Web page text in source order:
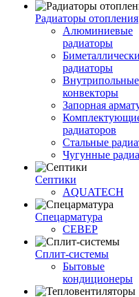
Радиаторы отопления
Алюминиевые
радиаторы
радиаторы
Внутрипольные
конвекторы
Запорная
радиаторов
Стальные
Чугунные
Септики
AQUATECH
Спецарматура
СЕВЕР
Сплит-системы
Бытовые
кондиционеры